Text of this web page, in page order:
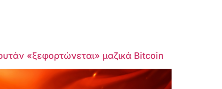
«ξεφορτώνεται» μαζικά Bitcoin